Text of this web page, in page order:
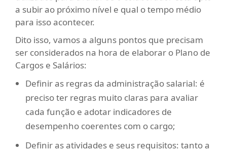
a subir ao próximo nível e qual o tempo médio
para isso acontecer.
Dito isso, vamos a alguns pontos que precisam
ser considerados na hora de elaborar o Plano de
Cargos e Salários:
Definir as regras da administração salarial: é
preciso ter regras muito claras para avaliar
cada função e adotar indicadores de
desempenho coerentes com o cargo;
Definir as atividades e seus requisitos: tanto a